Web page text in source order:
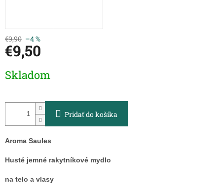
€9,90 –4 %
€9,50
cena:
Skladom
Pridať do košíka
Aroma Saules
Husté jemné rakytníkové mydlo
na telo a vlasy